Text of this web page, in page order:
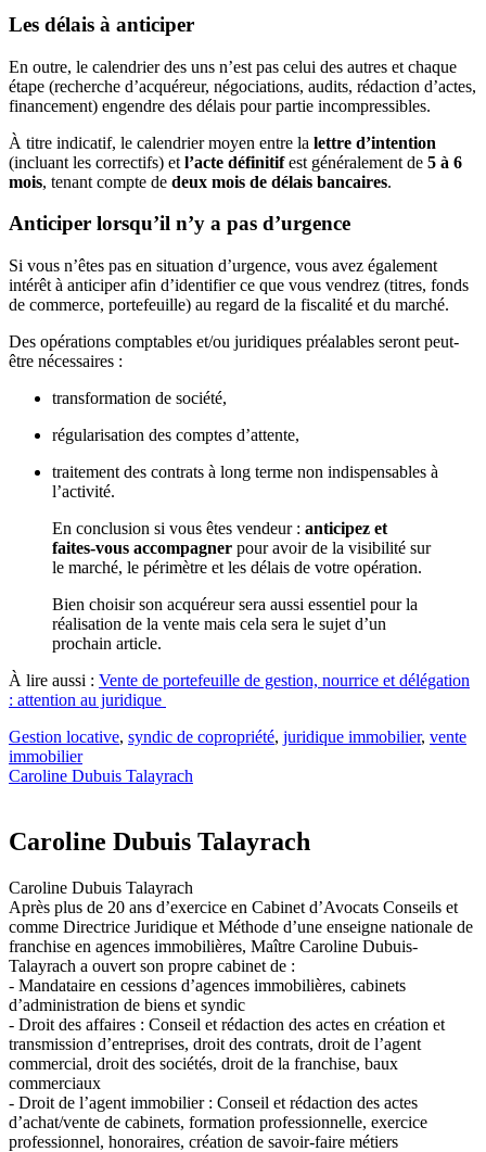
Les délais à anticiper
En outre, le calendrier des uns n’est pas celui des autres et chaque
étape (recherche d’acquéreur, négociations, audits, rédaction d’actes,
financement) engendre des délais pour partie incompressibles.
À titre indicatif, le calendrier moyen entre la lettre d’intention
(incluant les correctifs) et l’acte définitifest généralement de 5 à 6
mois, tenant compte de deux mois de délais bancaires.
Anticiper lorsqu’il n’y a pas d’urgence
Si vous n’êtes pas en situation d’urgence, vous avez également
intérêt à anticiper afin d’identifier ce que vous vendrez (titres, fonds
de commerce, portefeuille) au regard de la fiscalité et du marché.
Des opérations comptables et/ou juridiques préalables seront peut-
être nécessaires :
transformation de société,
régularisation des comptes d’attente,
traitement des contrats à long terme non indispensables à
l’activité.
En conclusion si vous êtes vendeur : anticipez et
faites-vous accompagner pour avoir de la visibilité sur
le marché, le périmètre et les délais de votre opération.
Bien choisir son acquéreur sera aussi essentiel pour la
réalisation de la vente mais cela sera le sujet d’un
prochain article.
À lire aussi : Vente de portefeuille de gestion, nourrice et délégation
: attention au juridique
Gestion locative, syndic de copropriété, juridique immobilier, vente
immobilier
Caroline Dubuis Talayrach
Caroline Dubuis Talayrach
Caroline Dubuis Talayrach
Après plus de 20 ans d’exercice en Cabinet d’Avocats Conseils et
comme Directrice Juridique et Méthode d’une enseigne nationale de
franchise en agences immobilières, Maître Caroline Dubuis-
Talayrach a ouvert son propre cabinet de :
- Mandataire en cessions d’agences immobilières, cabinets
d’administration de biens et syndic
- Droit des affaires : Conseil et rédaction des actes en création et
transmission d’entreprises, droit des contrats, droit de l’agent
commercial, droit des sociétés, droit de la franchise, baux
commerciaux
- Droit de l’agent immobilier : Conseil et rédaction des actes
d’achat/vente de cabinets, formation professionnelle, exercice
professionnel, honoraires, création de savoir-faire métiers